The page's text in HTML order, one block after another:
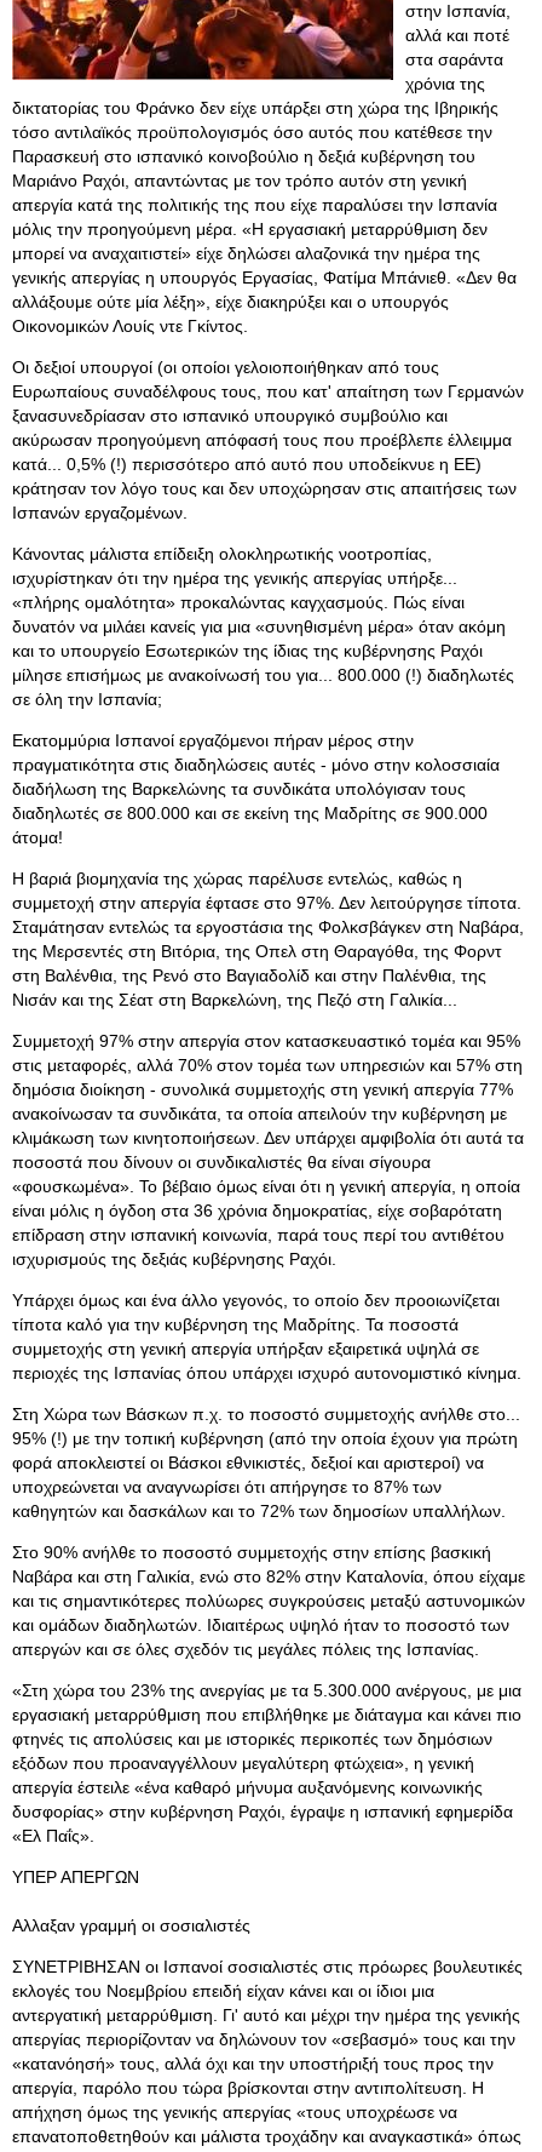
στην Ισπανία,
αλλά και ποτέ
στα σαράντα
χρόνια της
δικτατορίας του Φράνκο δεν είχε υπάρξει στη χώρα της Ιβηρικής
τόσο αντιλαϊκός προϋπολογισμός όσο αυτός που κατέθεσε την
Παρασκευή στο ισπανικό κοινοβούλιο η δεξιά κυβέρνηση του
Μαριάνο Ραχόι, απαντώντας με τον τρόπο αυτόν στη γενική
απεργία κατά της πολιτικής της που είχε παραλύσει την Ισπανία
μόλις την προηγούμενη μέρα. «Η εργασιακή μεταρρύθμιση δεν
μπορεί να αναχαιτιστεί» είχε δηλώσει αλαζονικά την ημέρα της
γενικής απεργίας η υπουργός Εργασίας, Φατίμα Μπάνιεθ. «Δεν θα
αλλάξουμε ούτε μία λέξη», είχε διακηρύξει και ο υπουργός
Οικονομικών Λουίς ντε Γκίντος.
Οι δεξιοί υπουργοί (οι οποίοι γελοιοποιήθηκαν από τους
Ευρωπαίους συναδέλφους τους, που κατ' απαίτηση των Γερμανών
ξανασυνεδρίασαν στο ισπανικό υπουργικό συμβούλιο και
ακύρωσαν προηγούμενη απόφασή τους που προέβλεπε έλλειμμα
κατά... 0,5% (!) περισσότερο από αυτό που υποδείκνυε η ΕΕ)
κράτησαν τον λόγο τους και δεν υποχώρησαν στις απαιτήσεις των
Ισπανών εργαζομένων.
Κάνοντας μάλιστα επίδειξη ολοκληρωτικής νοοτροπίας,
ισχυρίστηκαν ότι την ημέρα της γενικής απεργίας υπήρξε...
«πλήρης ομαλότητα» προκαλώντας καγχασμούς. Πώς είναι
δυνατόν να μιλάει κανείς για μια «συνηθισμένη μέρα» όταν ακόμη
και το υπουργείο Εσωτερικών της ίδιας της κυβέρνησης Ραχόι
μίλησε επισήμως με ανακοίνωσή του για... 800.000 (!) διαδηλωτές
σε όλη την Ισπανία;
Εκατομμύρια Ισπανοί εργαζόμενοι πήραν μέρος στην
πραγματικότητα στις διαδηλώσεις αυτές - μόνο στην κολοσσιαία
διαδήλωση της Βαρκελώνης τα συνδικάτα υπολόγισαν τους
διαδηλωτές σε 800.000 και σε εκείνη της Μαδρίτης σε 900.000
άτομα!
Η βαριά βιομηχανία της χώρας παρέλυσε εντελώς, καθώς η
συμμετοχή στην απεργία έφτασε στο 97%. Δεν λειτούργησε τίποτα.
Σταμάτησαν εντελώς τα εργοστάσια της Φολκσβάγκεν στη Ναβάρα,
της Μερσεντές στη Βιτόρια, της Οπελ στη Θαραγόθα, της Φορντ
στη Βαλένθια, της Ρενό στο Βαγιαδολίδ και στην Παλένθια, της
Νισάν και της Σέατ στη Βαρκελώνη, της Πεζό στη Γαλικία...
Συμμετοχή 97% στην απεργία στον κατασκευαστικό τομέα και 95%
στις μεταφορές, αλλά 70% στον τομέα των υπηρεσιών και 57% στη
δημόσια διοίκηση - συνολικά συμμετοχής στη γενική απεργία 77%
ανακοίνωσαν τα συνδικάτα, τα οποία απειλούν την κυβέρνηση με
κλιμάκωση των κινητοποιήσεων. Δεν υπάρχει αμφιβολία ότι αυτά τα
ποσοστά που δίνουν οι συνδικαλιστές θα είναι σίγουρα
«φουσκωμένα». Το βέβαιο όμως είναι ότι η γενική απεργία, η οποία
είναι μόλις η όγδοη στα 36 χρόνια δημοκρατίας, είχε σοβαρότατη
επίδραση στην ισπανική κοινωνία, παρά τους περί του αντιθέτου
ισχυρισμούς της δεξιάς κυβέρνησης Ραχόι.
Υπάρχει όμως και ένα άλλο γεγονός, το οποίο δεν προοιωνίζεται
τίποτα καλό για την κυβέρνηση της Μαδρίτης. Τα ποσοστά
συμμετοχής στη γενική απεργία υπήρξαν εξαιρετικά υψηλά σε
περιοχές της Ισπανίας όπου υπάρχει ισχυρό αυτονομιστικό κίνημα.
Στη Χώρα των Βάσκων π.χ. το ποσοστό συμμετοχής ανήλθε στο...
95% (!) με την τοπική κυβέρνηση (από την οποία έχουν για πρώτη
φορά αποκλειστεί οι Βάσκοι εθνικιστές, δεξιοί και αριστεροί) να
υποχρεώνεται να αναγνωρίσει ότι απήργησε το 87% των
καθηγητών και δασκάλων και το 72% των δημοσίων υπαλλήλων.
Στο 90% ανήλθε το ποσοστό συμμετοχής στην επίσης βασκική
Ναβάρα και στη Γαλικία, ενώ στο 82% στην Καταλονία, όπου είχαμε
και τις σημαντικότερες πολύωρες συγκρούσεις μεταξύ αστυνομικών
και ομάδων διαδηλωτών. Ιδιαιτέρως υψηλό ήταν το ποσοστό των
απεργών και σε όλες σχεδόν τις μεγάλες πόλεις της Ισπανίας.
«Στη χώρα του 23% της ανεργίας με τα 5.300.000 ανέργους, με μια
εργασιακή μεταρρύθμιση που επιβλήθηκε με διάταγμα και κάνει πιο
φτηνές τις απολύσεις και με ιστορικές περικοπές των δημόσιων
εξόδων που προαναγγέλλουν μεγαλύτερη φτώχεια», η γενική
απεργία έστειλε «ένα καθαρό μήνυμα αυξανόμενης κοινωνικής
δυσφορίας» στην κυβέρνηση Ραχόι, έγραψε η ισπανική εφημερίδα
«Ελ Παΐς».
ΥΠΕΡ ΑΠΕΡΓΩΝ
Αλλαξαν γραμμή οι σοσιαλιστές
ΣΥΝΕΤΡΙΒΗΣΑΝ οι Ισπανοί σοσιαλιστές στις πρόωρες βουλευτικές
εκλογές του Νοεμβρίου επειδή είχαν κάνει και οι ίδιοι μια
αντεργατική μεταρρύθμιση. Γι' αυτό και μέχρι την ημέρα της γενικής
απεργίας περιορίζονταν να δηλώνουν τον «σεβασμό» τους και την
«κατανόησή» τους, αλλά όχι και την υποστήριξή τους προς την
απεργία, παρόλο που τώρα βρίσκονται στην αντιπολίτευση. Η
απήχηση όμως της γενικής απεργίας «τους υποχρέωσε να
επανατοποθετηθούν και μάλιστα τροχάδην και αναγκαστικά» όπως